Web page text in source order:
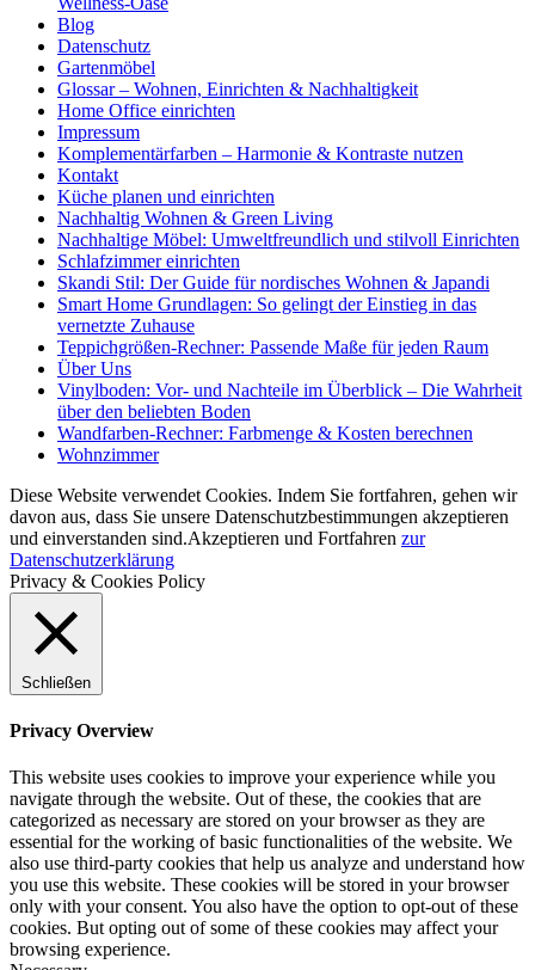
Blog
Datenschutz
Gartenmöbel
Glossar – Wohnen, Einrichten & Nachhaltigkeit
Home Office einrichten
Impressum
Komplementärfarben – Harmonie & Kontraste nutzen
Kontakt
Küche planen und einrichten
Nachhaltig Wohnen & Green Living
Nachhaltige Möbel: Umweltfreundlich und stilvoll Einrichten
Schlafzimmer einrichten
Skandi Stil: Der Guide für nordisches Wohnen & Japandi
Smart Home Grundlagen: So gelingt der Einstieg in das
vernetzte Zuhause
Teppichgrößen-Rechner: Passende Maße für jeden Raum
Über Uns
Vinylboden: Vor- und Nachteile im Überblick – Die Wahrheit
über den beliebten Boden
Wandfarben-Rechner: Farbmenge & Kosten berechnen
Wohnzimmer
Diese Website verwendet Cookies. Indem Sie fortfahren, gehen wir
davon aus, dass Sie unsere Datenschutzbestimmungen akzeptieren
und einverstanden sind.Akzeptieren und Fortfahren zur
Datenschutzerklärung
Privacy & Cookies Policy
Schließen
Privacy Overview
This website uses cookies to improve your experience while you
navigate through the website. Out of these, the cookies that are
categorized as necessary are stored on your browser as they are
essential for the working of basic functionalities of the website. We
also use third-party cookies that help us analyze and understand how
you use this website. These cookies will be stored in your browser
only with your consent. You also have the option to opt-out of these
cookies. But opting out of some of these cookies may affect your
browsing experience.